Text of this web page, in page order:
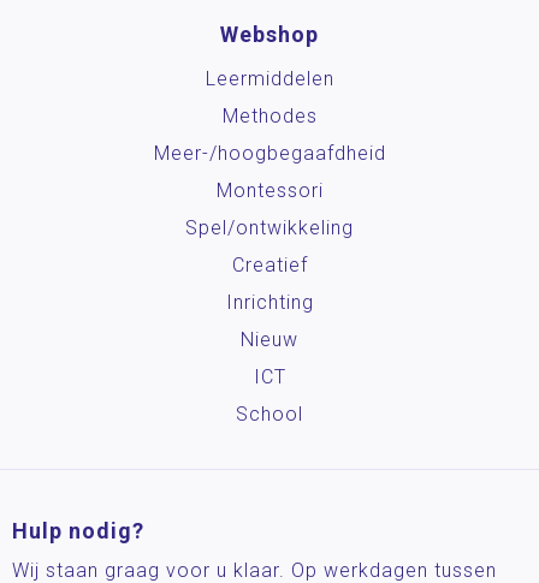
Webshop
Leermiddelen
Methodes
Meer-/hoog­begaafdheid
Montessori
Spel/ontwikkeling
Creatief
Inrichting
Nieuw
ICT
School
Hulp nodig?
Wij staan graag voor u klaar. Op werkdagen tussen